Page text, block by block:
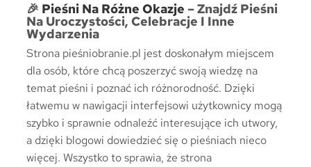
🎉 Pieśni Na Różne Okazje – Znajdź Pieśni
Na Uroczystości, Celebracje I Inne
Wydarzenia
Strona pieśniobranie.pl jest doskonałym miejscem
dla osób, które chcą poszerzyć swoją wiedzę na
temat pieśni i poznać ich różnorodność. Dzięki
łatwemu w nawigacji interfejsowi użytkownicy mogą
szybko i sprawnie odnaleźć interesujące ich utwory,
a dzięki blogowi dowiedzieć się o pieśniach nieco
więcej. Wszystko to sprawia, że strona